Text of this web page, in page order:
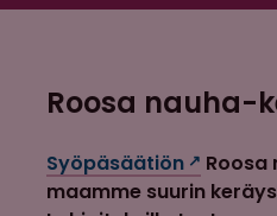
Roosa nauha-
Syöpäsäätiön
Roosa
maamme suurin